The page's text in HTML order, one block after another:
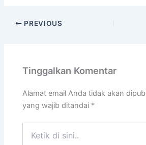
PREVIOUS
Tinggalkan Komentar
Alamat email Anda tidak akan
yang wajib ditandai *